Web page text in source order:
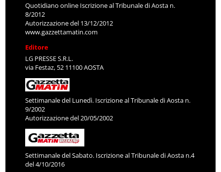
Quotidiano online Iscrizione al Tribunale di Aosta n.
8/2012
Autorizzazione del 13/12/2012
www.gazzettamatin.com
Editore
LG PRESSE S.R.L.
via Festaz, 52 11100 AOSTA
Settimanale del Lunedì. Iscrizione al Tribunale di Aosta n.
9/2002
Autorizzazione del 20/05/2002
Settimanale del Sabato. Iscrizione al Tribunale di Aosta n.4
del 4/10/2016